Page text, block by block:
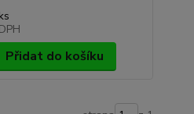
Přidat do košíku